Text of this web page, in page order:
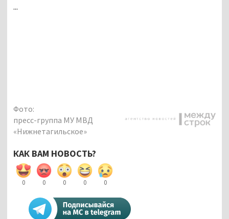
...
Фото:
пресс-группа МУ МВД
«Нижнетагильское»
КАК ВАМ НОВОСТЬ?
0 0 0 0 0